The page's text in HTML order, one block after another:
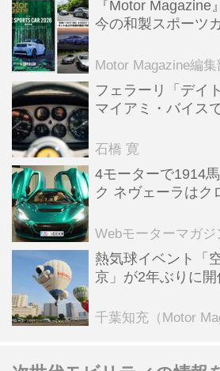
『Motor
今の和製スポーツ
Motor Magazine編集
フェラーリ「デイ
マイアミ・バイス
石橋 寛
4モーターで1914
ク ネヴェーラはク
全版／115】
Webモーターマガジ
熱気球イベント「
京」が2年ぶりに
ンテンツも
千葉知充（Motor